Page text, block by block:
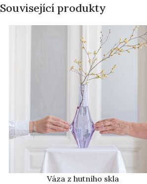
Související produkty
Váza z hutního skla